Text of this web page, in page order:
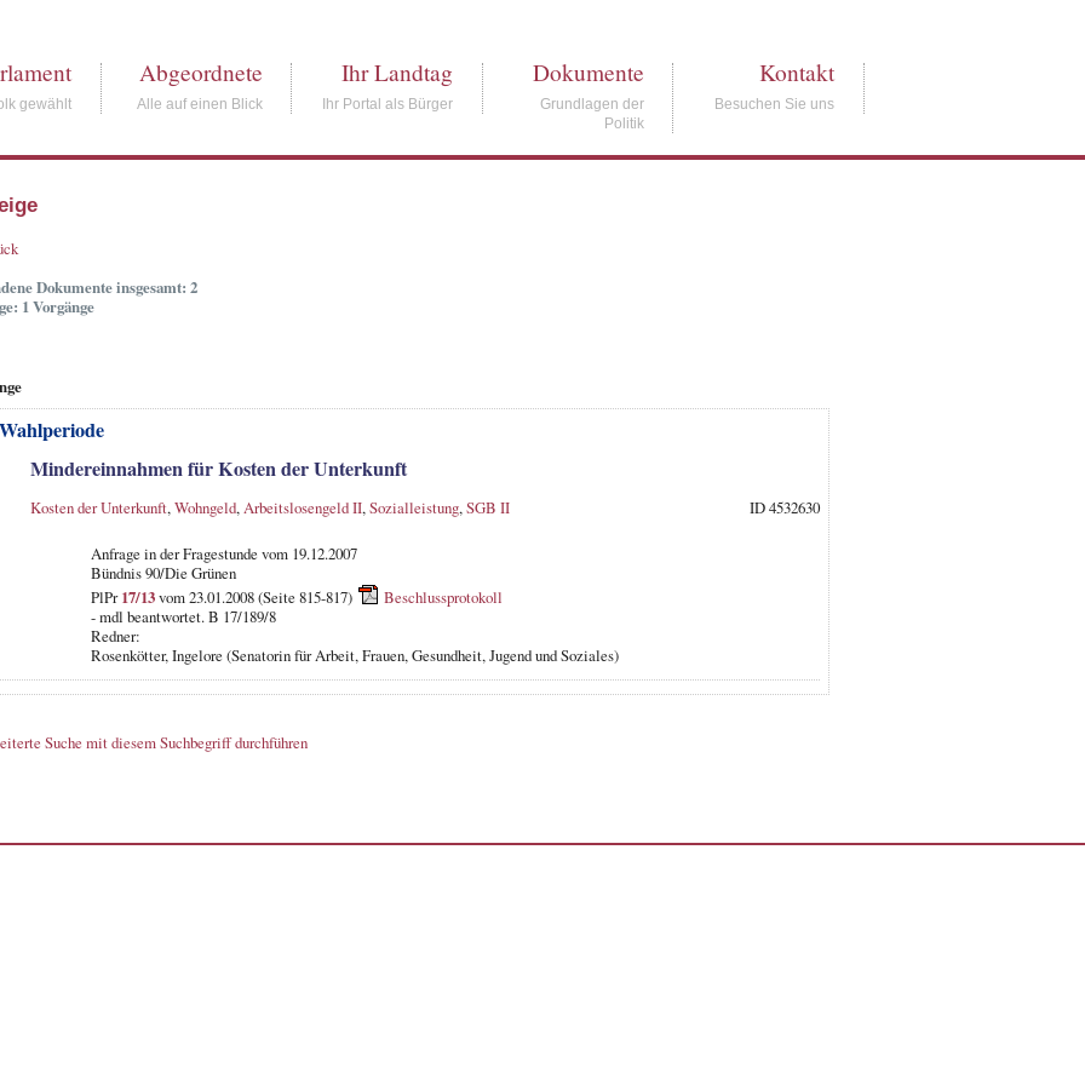
gewählt
Abgeordnete
Alle auf einen Blick
Ihr Landtag
Ihr Portal als Bürger
Dokumente
Grundlagen der
Politik
Kontakt
Besuchen Sie uns
Dokumente insgesamt: 2
1 Vorgänge
Mindereinnahmen für Kosten der Unterkunft
Kosten der Unterkunft,Wohngeld,Arbeitslosengeld II,Sozialleistung,SGB II ID 4532630
Anfrage in der Fragestunde vom 19.12.2007
Bündnis 90/Die Grünen
PlPr17/13vom 23.01.2008 (Seite 815-817)
Beschlussprotokoll
- mdl beantwortet. B 17/189/8
Redner:
Rosenkötter, Ingelore (Senatorin für Arbeit, Frauen, Gesundheit, Jugend und Soziales)
Suche mit diesem Suchbegriff durchführen